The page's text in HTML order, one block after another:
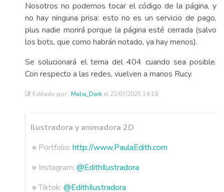
Nosotros no podemos tocar el código de la página, y
no hay ninguna prisa: esto no es un servicio de pago,
plus nadie morirá porque la página esté cerrada (salvo
los bots, que como habrán notado, ya hay menos).
Se solucionará el tema del 404 cuando sea posible.
Con respecto a las redes, vuelven a manos Rucy.
Editado por: Malw_Dark el 22/07/2025 14:18
Ilustradora y animadora 2D
🔹Portfolio: http://www.PaulaEdith.com
🔹Instagram: @EdithIlustradora
🔹Tiktok: @EdithIlustradora